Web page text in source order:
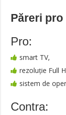
Păreri
Pro:
smart TV,
rezoluţie Full
sistem de
Contra: